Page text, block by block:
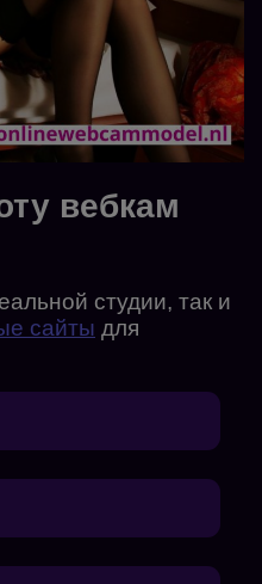
вебкам
студии, так и
сайты для